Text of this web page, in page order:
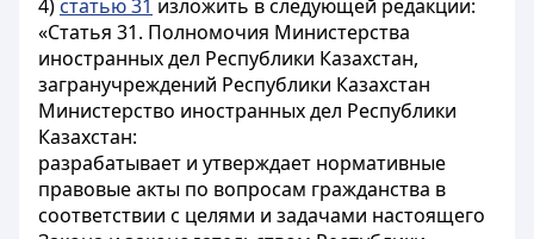
4) статью 31 изложить в следующей редакции:
«Статья 31. Полномочия Министерства
иностранных дел Республики Казахстан,
загранучреждений Республики Казахстан
Министерство иностранных дел Республики
Казахстан:
разрабатывает и утверждает нормативные
правовые акты по вопросам гражданства в
соответствии с целями и задачами настоящего